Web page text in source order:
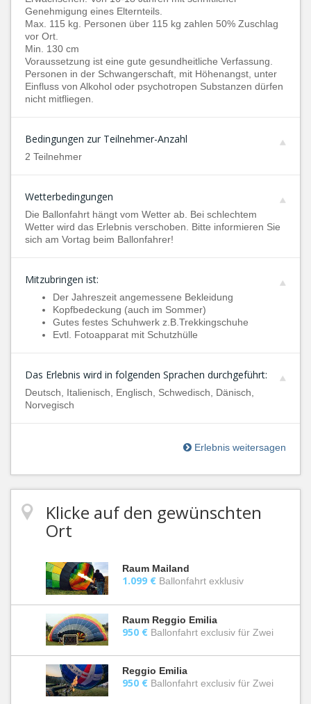
Genehmigung eines Elternteils.
Max. 115 kg. Personen über 115 kg zahlen 50% Zuschlag
vor Ort.
Min. 130 cm
Voraussetzung ist eine gute gesundheitliche Verfassung.
Personen in der Schwangerschaft, mit Höhenangst, unter
Einfluss von Alkohol oder psychotropen Substanzen dürfen
nicht mitfliegen.
Bedingungen zur Teilnehmer-Anzahl
2 Teilnehmer
Wetterbedingungen
Die Ballonfahrt hängt vom Wetter ab. Bei schlechtem
Wetter wird das Erlebnis verschoben. Bitte informieren Sie
sich am Vortag beim Ballonfahrer!
Mitzubringen ist:
Der Jahreszeit angemessene Bekleidung
Kopfbedeckung (auch im Sommer)
Gutes festes Schuhwerk z.B.Trekkingschuhe
Evtl. Fotoapparat mit Schutzhülle
Das Erlebnis wird in folgenden Sprachen durchgeführt:
Deutsch, Italienisch, Englisch, Schwedisch, Dänisch,
Norvegisch
Erlebnis weitersagen
Klicke auf den gewünschten
Ort
Raum Mailand
1.099 € Ballonfahrt exklusiv
Raum Reggio Emilia
950 € Ballonfahrt exclusiv für Zwei
Reggio Emilia
950 € Ballonfahrt exclusiv für Zwei